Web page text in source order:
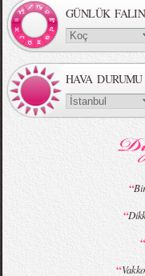
MBFWI - Gülçin Çengel 2015
MBFWI - Giray Sepin 2015 Yaz
GÜNLÜK
HAVA DURUMU
“
“
“
“